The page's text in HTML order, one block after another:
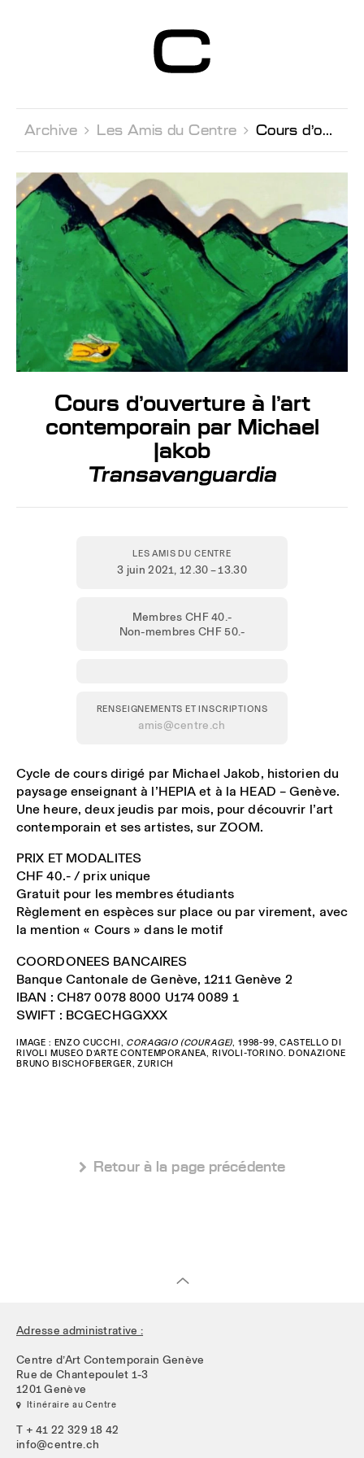
Contemporain
Genève
Archive  Les Amis du Centre  Cours d'ouverture à l'art contemporain par Michael Jakob
Cours d’ouverture à l’art
contemporain par Michael
Jakob
Transavanguardia
LES AMIS DU CENTRE
3 juin 2021, 12.30 – 13.30
Membres CHF 40.-
Non-membres CHF 50.-
RENSEIGNEMENTS ET INSCRIPTIONS
amis@centre.ch
Cycle de cours dirigé par Michael Jakob, historien du
paysage enseignant à l’HEPIA et à la HEAD – Genève.
Une heure, deux jeudis par mois, pour découvrir l’art
contemporain et ses artistes, sur ZOOM.
PRIX ET MODALITES
CHF 40.- / prix unique
Gratuit pour les membres étudiants
Règlement en espèces sur place ou par virement, avec
la mention « Cours » dans le motif
COORDONEES BANCAIRES
Banque Cantonale de Genève, 1211 Genève 2
IBAN : CH87 0078 8000 U174 0089 1
SWIFT : BCGECHGGXXX
IMAGE : ENZO CUCCHI, CORAGGIO (COURAGE), 1998-99, CASTELLO DI
RIVOLI MUSEO D’ARTE CONTEMPORANEA, RIVOLI-TORINO. DONAZIONE
BRUNO BISCHOFBERGER, ZURICH
 Retour à la page précédente
Adresse administrative :
Centre d’Art Contemporain Genève
Rue de Chantepoulet 1-3
1201 Genève
 Itinéraire au Centre
T + 41 22 329 18 42
info@centre.ch